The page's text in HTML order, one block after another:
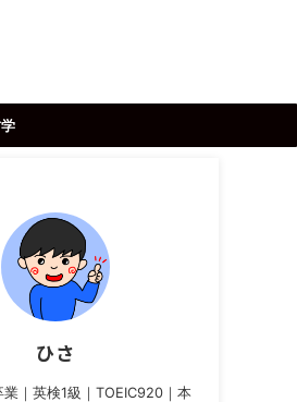
ひさ
業｜英検1級｜TOEIC920｜本